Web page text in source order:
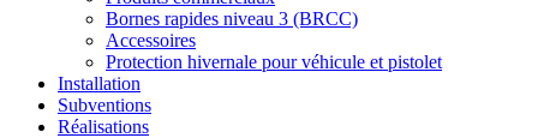
Bornes rapides niveau 3 (BRCC)
Accessoires
Protection hivernale pour véhicule et pistolet
Installation
Subventions
Réalisations